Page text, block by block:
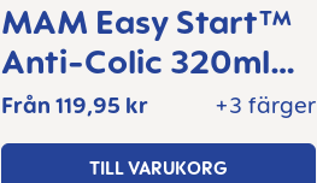
MAM Easy Start™
Anti-Colic 320ml
nappflaska 4+
månader, 1 del
+3 färger
Från 119,95 kr
TILL VARUKORG